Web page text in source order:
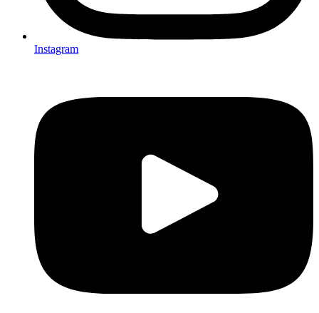
Instagram